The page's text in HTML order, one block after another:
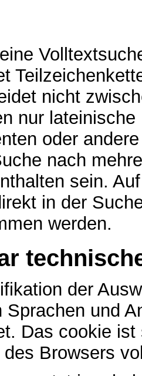
nicht
nur
oder
nach
sein.
in der
werden.
der
Sprachen und
Das cookie
des Browsers